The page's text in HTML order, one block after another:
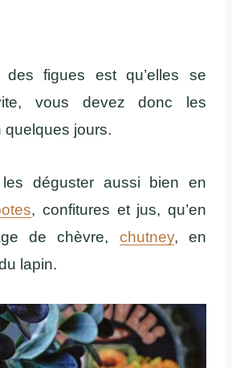
des figues est qu’elles se
vous devez donc les
quelques jours.
déguster aussi bien en
, confitures et jus, qu’en
de chèvre, chutney, en
lapin.